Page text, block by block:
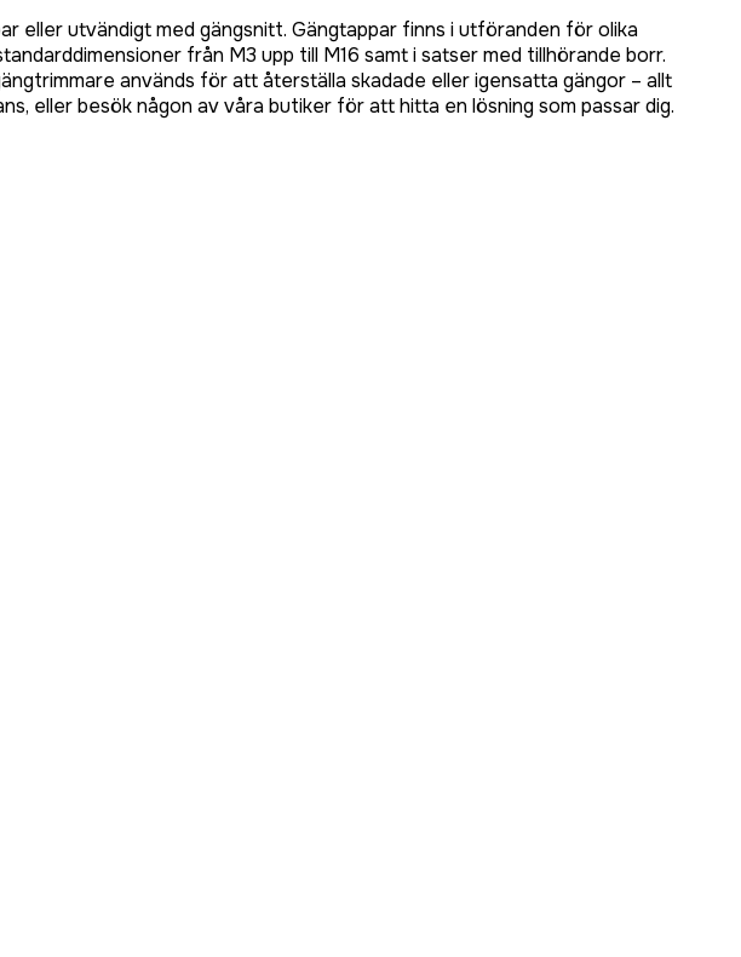
eller utvändigt med gängsnitt. Gängtappar finns i utföranden för olika
från M3 upp till M16 samt i satser med tillhörande borr.
används för att återställa skadade eller igensatta gängor – allt
eller besök någon av våra butiker för att hitta en lösning som passar dig.